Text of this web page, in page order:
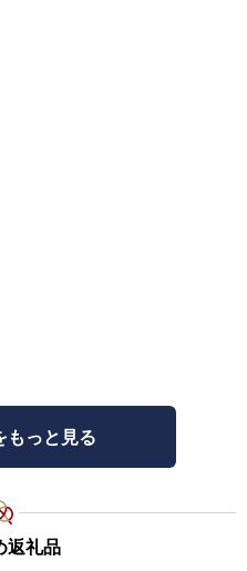
もっと見る
返礼品